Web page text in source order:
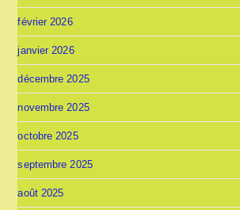
février 2026
janvier 2026
décembre 2025
novembre 2025
octobre 2025
septembre 2025
août 2025